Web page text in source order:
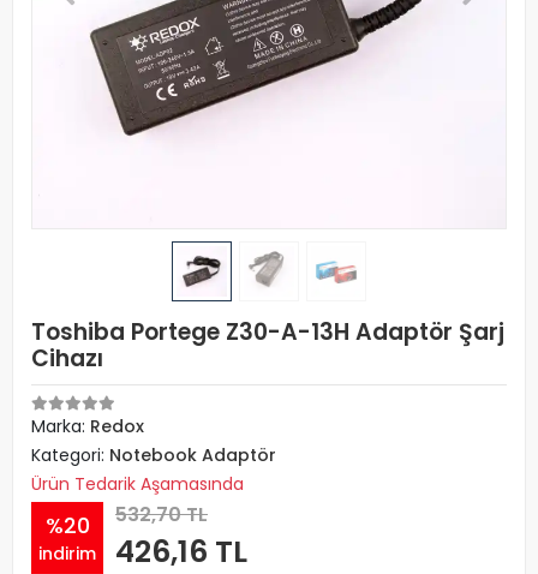
Toshiba Portege Z30-A-13H Adaptör Şarj
Cihazı
Marka: Redox
Kategori: Notebook Adaptör
Ürün Tedarik Aşamasında
%20
indirim
532,70 TL
426,16 TL